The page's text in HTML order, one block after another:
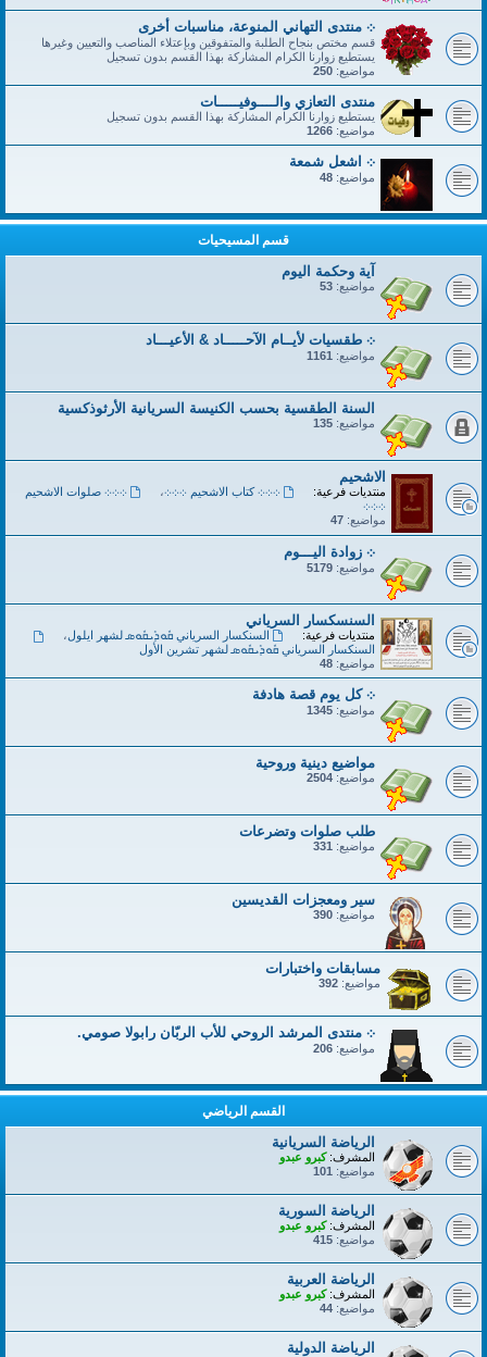
܀ منتدى التهاني المنوعة، مناسبات أخرى
قسم مختص بنجاح الطلبة والمتفوقين وبإعتلاء المناصب والتعيين وغيرها
يستطيع زوارنا الكرام المشاركة بهذا القسم بدون تسجيل
مواضيع: 250
منتدى التعازي والــــوفيـــــات
يستطيع زوارنا الكرام المشاركة بهذا القسم بدون تسجيل
مواضيع: 1266
܀ اشعل شمعة
مواضيع: 48
قسم المسيحيات
آية وحكمة اليوم
مواضيع: 53
܀ طقسيات لأيــام الآحـــــاد & الأعيـــاد
مواضيع: 1161
السنة الطقسية بحسب الكنيسة السريانية الأرثوذكسية
مواضيع: 135
الاشحيم
منتديات فرعية: ܀܀܀ كتاب الاشحيم ܀܀܀،
܀܀܀ صلوات الاشحيم
܀܀܀
مواضيع: 47
܀ زوادة اليـــوم
مواضيع: 5179
السنسكسار السرياني
منتديات فرعية: السنكسار السرياني ܩܽܘܕܺܝܩܽܘܣ لشهر ايلول،
السنكسار السرياني ܩܽܘܕܺܝܩܽܘܣ لشهر تشرين الأول
مواضيع: 48
܀ كل يوم قصة هادفة
مواضيع: 1345
مواضيع دينية وروحية
مواضيع: 2504
طلب صلوات وتضرعات
مواضيع: 331
سير ومعجزات القديسين
مواضيع: 390
مسابقات واختبارات
مواضيع: 392
܀ منتدى المرشد الروحي للأب الربّان رابولا صومي.
مواضيع: 206
القسم الرياضي
الرياضة السريانية
المشرف: كبرو عبدو
مواضيع: 101
الرياضة السورية
المشرف: كبرو عبدو
مواضيع: 415
الرياضة العربية
المشرف: كبرو عبدو
مواضيع: 44
الرياضة الدولية